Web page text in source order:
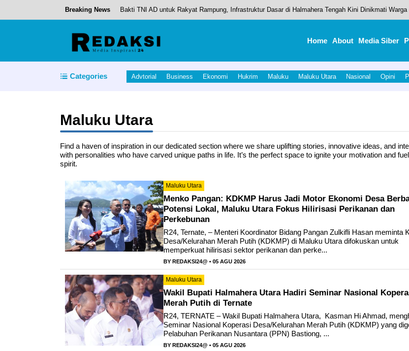
Breaking News Bakti TNI AD untuk Rakyat Rampung, Infrastruktur Dasar di Halmahera Tengah Kini Dinikmati Warga
Ikram Malan Sangadji, menghadiri kunjungan kerja Komisi V DPR RI
Gadgets on the Go: Top Tech for Business Travelers
Home About Media Siber
Categories Advtorial Business Ekonomi Hukrim Maluku Maluku Utara Nasional Opini
Maluku Utara
Find a haven of inspiration in our dedicated section where we share uplifting stories, innovative ideas, and
with personalities who have carved unique paths in life. It’s the perfect space to ignite your motivation and
spirit.
Maluku Utara
Menko Pangan: KDKMP Harus Jadi Motor Ekonomi Desa
Potensi Lokal, Maluku Utara Fokus Hilirisasi Perikanan dan
Perkebunan
R24, Ternate, – Menteri Koordinator Bidang Pangan Zulkifli Hasan meminta
Desa/Kelurahan Merah Putih (KDKMP) di Maluku Utara difokuskan untuk
memperkuat hilirisasi sektor perikanan dan perke...
BY REDAKSI24@ • 05 AGU 2026
Maluku Utara
Wakil Bupati Halmahera Utara Hadiri Seminar Nasional
Merah Putih di Ternate
R24, TERNATE – Wakil Bupati Halmahera Utara, Kasman Hi Ahmad,
Seminar Nasional Koperasi Desa/Kelurahan Merah Putih (KDKMP) yang
Pelabuhan Perikanan Nusantara (PPN) Bastiong, ...
BY REDAKSI24@ • 05 AGU 2026